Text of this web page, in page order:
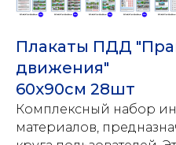
Плакаты ПДД
движения"
60х90см 28шт
Комплексный набор
материалов,